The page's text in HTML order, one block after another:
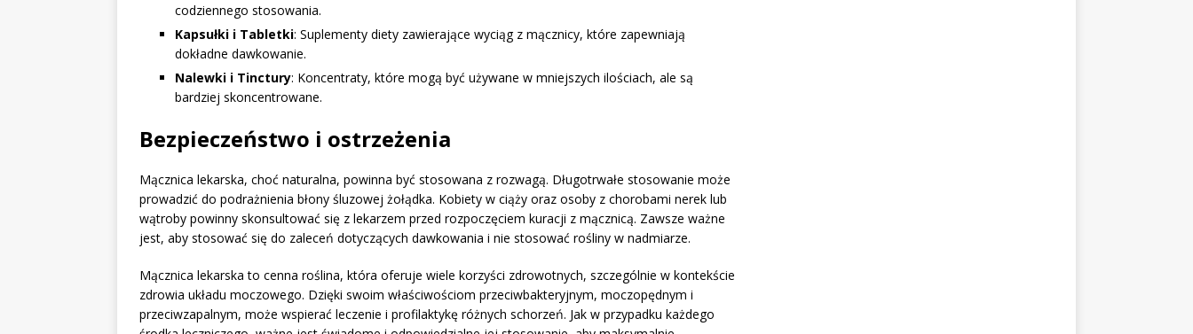
codziennego stosowania.
Kapsułki i Tabletki: Suplementy diety zawierające wyciąg z mącznicy, które zapewniają
dokładne dawkowanie.
Nalewki i Tinctury: Koncentraty, które mogą być używane w mniejszych ilościach, ale są
bardziej skoncentrowane.
Bezpieczeństwo i ostrzeżenia
Mącznica lekarska, choć naturalna, powinna być stosowana z rozwagą. Długotrwałe stosowanie może
prowadzić do podrażnienia błony śluzowej żołądka. Kobiety w ciąży oraz osoby z chorobami nerek lub
wątroby powinny skonsultować się z lekarzem przed rozpoczęciem kuracji z mącznicą. Zawsze ważne
jest, aby stosować się do zaleceń dotyczących dawkowania i nie stosować rośliny w nadmiarze.
Mącznica lekarska to cenna roślina, która oferuje wiele korzyści zdrowotnych, szczególnie w kontekście
zdrowia układu moczowego. Dzięki swoim właściwościom przeciwbakteryjnym, moczopędnym i
przeciwzapalnym, może wspierać leczenie i profilaktykę różnych schorzeń. Jak w przypadku każdego